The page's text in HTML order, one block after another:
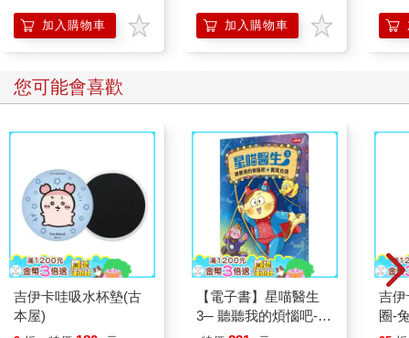
加入購物車 加入購物車
您可能會喜歡
吉伊卡哇吸水杯墊(古
本屋)
【電子書】星喵醫生
3─ 聽聽我的煩惱吧-實
吉伊卡哇
圈-